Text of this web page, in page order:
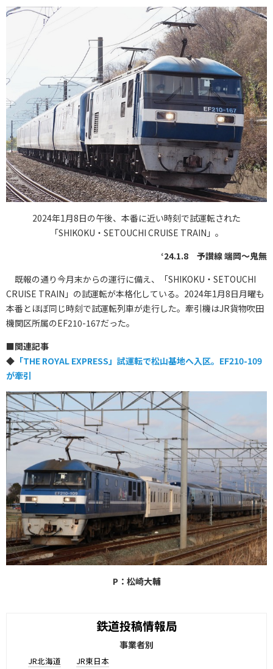
2024年1月8日の午後、本番に近い時刻で試運転された
「SHIKOKU・SETOUCHI CRUISE TRAIN」。
‘24.1.8 予讃線 端岡～鬼無
既報の通り今月末からの運行に備え、「SHIKOKU・SETOUCHI
CRUISE TRAIN」の試運転が本格化している。2024年1月8日月曜も
本番とほぼ同じ時刻で試運転列車が走行した。牽引機はJR貨物吹田
機関区所属のEF210-167だった。
■関連記事
◆ 「THE ROYAL EXPRESS」試運転で松山基地へ入区。EF210-109
が牽引
P：松崎大輔
鉄道投稿情報局
事業者別
JR北海道 JR東日本